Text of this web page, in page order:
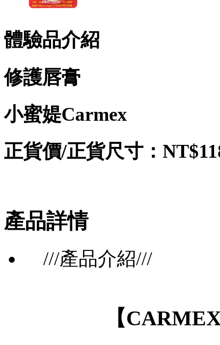
體驗品介紹
修護唇膏
小蜜媞Carmex
正貨價/正貨尺寸：
產品詳情
///產品介紹///
【